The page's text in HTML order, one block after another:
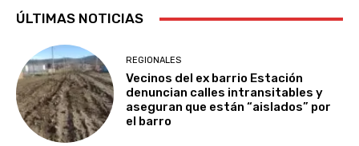
ÚLTIMAS NOTICIAS
REGIONALES
Vecinos del ex barrio Estación
denuncian calles intransitables y
aseguran que están “aislados” por
el barro